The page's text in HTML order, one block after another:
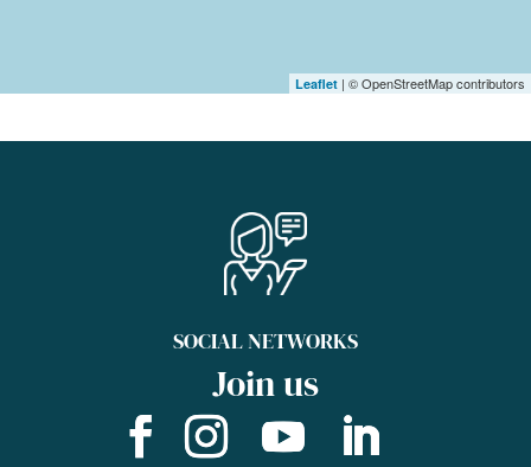
Leaflet | © OpenStreetMap contributors
SOCIAL NETWORKS
Join us